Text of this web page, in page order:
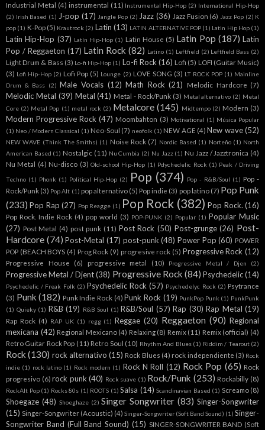
Industrial Metal (4) instrumental (11) Instrumental Hip-Hop (2) International Hip-Hop
(2) Irish Based (1) J-pop (17) Jangle Pop (2) Jazz (36) Jazz Fusion (6) Jazz Pop (2) K
pop (1) K-Pop (5) Krautrock (2) Latin (13) LATIN ALTERNATIVE POP (1) Latin Hip Hop (1)
Latin Hip-Hop (37) Latín Hip-Hop (1) Latin House (5) Latin Pop (187) Latin
Pop / Reggaeton (17) Latin Rock (82) Latino (1) Leftfield (2) Leftfield Bass (2)
Light Drum & Bass (3) Lo-fi Hip-Hop (1) Lo-fi Rock (16) Lofi (5) LOFI (Guitar Music)
(3) Lofi Hip-Hop (2) Lofi Pop (5) Lounge (2) LOVE SONG (3) LT ROCK POP (1) Mainline
Drum & Bass (2) Male Vocals (12) Math Rock (21) Melodic Hardcore (7)
Melodic Metal (39) Metal (41) Metal - Rock/Punk (3) Metal alternativo (2) Metal
Core (2) Metal Pop (1) metal rock (2) Metalcore (145) Midtempo (2) Modern (3)
Modern Progressive Rock (47) Moombahton (3) Motivational (1) Música Popular
(1) Neo / Modern Classical (1) Neo-Soul (7) neofolk (1) NEW AGE (4) New wave (52)
NEW WAVE (Think The Smiths) (1) Noise Rock (7) Nordic Based (1) Norteño (1) North
American Based (1) Nostalgic (11) Nu Cumbia (2) Nu Jazz (1) Nu Jazz / Jazztronica (4)
Nu Metal (4) Nu-disco (3) Old-school Hip-Hop (1) Pdychedelic Rock (1) Peak / Driving
Techno (1) Phonk (1) Political Hip-Hop (2) Pop (374) Pop - R&B/Soul (1) Pop -
Rock/Punk (3) Pop Alt (1) pop alternativo (5) Pop indie (3) pop latino (7) Pop Punk
(233) Pop Rap (27) Pop Reagge (1) Pop Rock (382) Pop Rock. (16)
Pop Rock. Indie Rock (4) pop world (3) POP-PUNK (2) Popular (1) Popular Music
(27) Post Metal (4) post punk (11) Post Rock (50) Post-grunge (26) Post-
Hardcore (74) Post-Metal (17) post-punk (48) Power Pop (60) POWER
POP (BEACH BOYS (4) Prog Rock (9) progresive rock (5) Progressive Rock (12)
Progressive House (6) progressive metal (10) Progressive Metal / Djen (2)
Progressive Metal / Djent (38) Progressive Rock (84) Psychedelic(14)
Psychedelic / Freak Folk (2) Psychedelic Rock (57) Psychedelyc Rock (2) Psytrance
(3) Punk (182) Punk Indie Rock (4) Punk Rock (19) PunkPop Punk (1) PunkPunk
(1) Quieky (1) R&B (19) R&B Soul (1) R&B/Soul (57) Rap (30) Rap Metal (19)
Rap Rock (4) RAP UK (1) regg (1) Reggae (20) Reggaeton (90) Regional
mexicana (42) Regional Mexicano (4) Relaxing (8) Remix (11) Remix (official) (4)
Retro Guitar Rock Pop (11) Retro Soul (10) Rhythm And Blues (1) Riddim / Tearout (2)
Rock (130) rock alternativo (15) Rock Blues (4) rock independiente (3) Rock
indie (1) rock latino (1) Rock modern (1) Rock N Roll (12) Rock Pop (65) Rock
progresivo (6) rock punk (40) Rock suave (1) Rock/Punk (253) Rockabilly (8)
RockAlt Pop (1) Rocks 80s (1) ROOTS (1) Salsa (14) Scandinavian Based (1) Screamo (8)
Shoegaze (48) Shoeghaze (2) Singer Songwriter (83) Singer-Songwriter
(15) Singer-Songwriter (Acoustic) (4) Singer-Songwriter (Soft Band Sound) (1) Singer-
Songwriter Band (Full Band Sound) (15) SINGER-SONGWRITER BAND (Soft